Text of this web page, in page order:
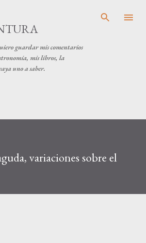
guardar mis comentarios
mis libros, la
uno a saber.
variaciones sobre el